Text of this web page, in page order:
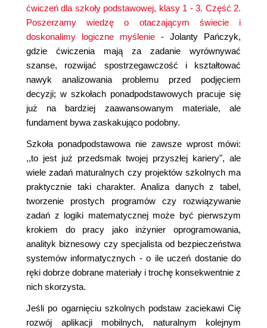
ćwiczeń dla szkoły podstawowej, klasy 1 - 3. Część 2.
Poszerzamy wiedzę o otaczającym świecie i
doskonalimy logiczne myślenie - Jolanty Pańczyk,
gdzie ćwiczenia mają za zadanie wyrównywać
szanse, rozwijać spostrzegawczość i kształtować
nawyk analizowania problemu przed podjęciem
decyzji; w szkołach ponadpodstawowych pracuje się
już na bardziej zaawansowanym materiale, ale
fundament bywa zaskakująco podobny.
Szkoła ponadpodstawowa nie zawsze wprost mówi:
,,to jest już przedsmak twojej przyszłej kariery", ale
wiele zadań maturalnych czy projektów szkolnych ma
praktycznie taki charakter. Analiza danych z tabel,
tworzenie prostych programów czy rozwiązywanie
zadań z logiki matematycznej może być pierwszym
krokiem do pracy jako inżynier oprogramowania,
analityk biznesowy czy specjalista od bezpieczeństwa
systemów informatycznych - o ile uczeń dostanie do
ręki dobrze dobrane materiały i trochę konsekwentnie z
nich skorzysta.
Jeśli po ogarnięciu szkolnych podstaw zaciekawi Cię
rozwój aplikacji mobilnych, naturalnym kolejnym